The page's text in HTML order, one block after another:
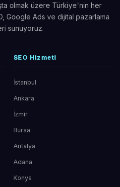
olmak üzere Türkiye'nin her
Google Ads ve dijital pazarlama
sunuyoruz.
SEO Hizmeti
İstanbul
Ankara
İzmir
Bursa
Antalya
Adana
Konya